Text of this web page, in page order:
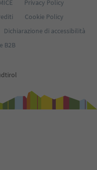
Privacy Policy
Cookie Policy
Dichiarazione di accessibilità
B2B